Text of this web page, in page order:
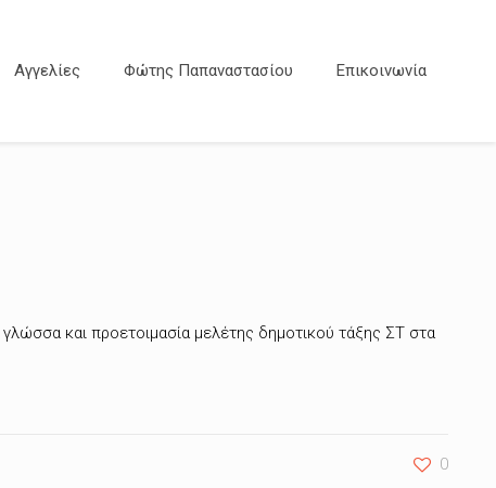
Αγγελίες Φώτης Παπαναστασίου Επικοινωνία
και προετοιμασία μελέτης δημοτικού τάξης ΣΤ στα
0